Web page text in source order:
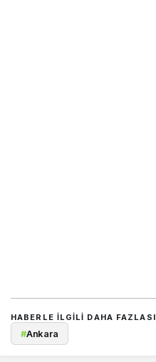
HABERLE ILGILI DAHA FAZLASI
#Ankara